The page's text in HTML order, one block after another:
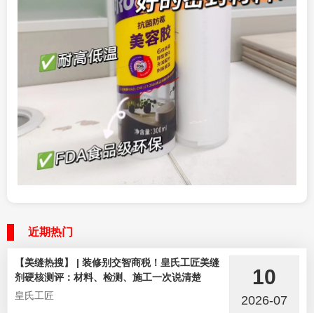
近期热门
【美缝热搜】 | 装修别交智商税！皇氏工匠美缝
剂硬核测评：材料、检测、施工一次说清楚
皇氏工匠
10
2026-07